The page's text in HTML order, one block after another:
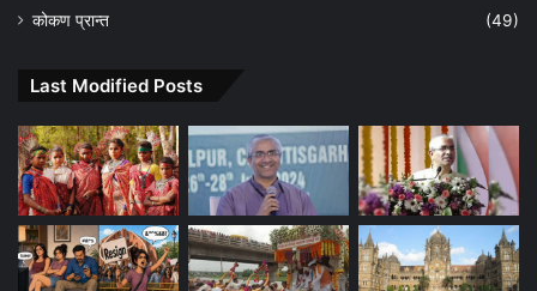
कोकण प्रान्त (49)
Last Modified Posts